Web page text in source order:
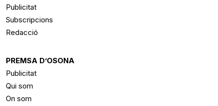
Publicitat
Subscripcions
Redacció
PREMSA D’OSONA
Publicitat
Qui som
On som